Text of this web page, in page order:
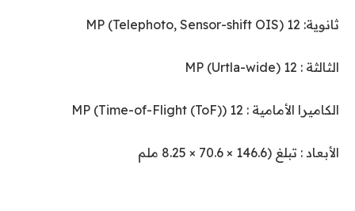
ثانوية: 12 MP (Telephoto, Sensor-shift OIS)
الثالثة : 12 MP (Urtla-wide)
الكاميرا الأمامية : 12 MP (Time-of-Flight (ToF))
الأبعاد : تبلغ (146.6 × 70.6 × 8.25 ملم